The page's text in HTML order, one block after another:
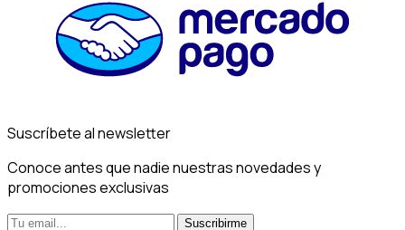
Suscríbete al newsletter
Conoce antes que nadie nuestras novedades y
promociones exclusivas
Suscribirme